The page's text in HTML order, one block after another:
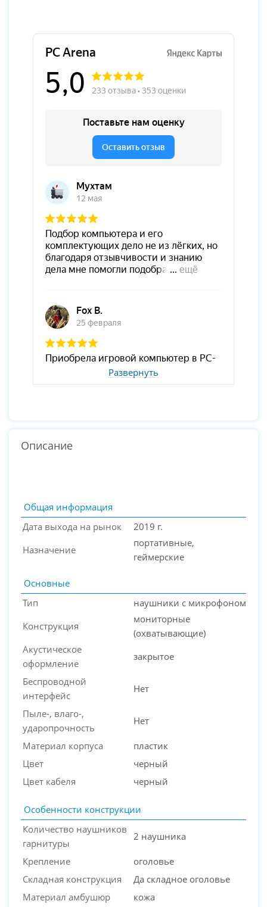
PC-Arena на карте Москвы — Яндекс Карты
Развернуть
Описание
Общая информация
Дата выхода на рынок
2019 г.
Назначение
портативные,
геймерские
Основные
Тип
наушники с микрофоном
Конструкция
мониторные
(охватывающие)
Акустическое
оформление
закрытое
Беспроводной
интерфейс
Нет
Пыле-, влаго-,
ударопрочность
Нет
Материал корпуса
пластик
Цвет
черный
Цвет кабеля
черный
Особенности конструкции
Количество наушников
гарнитуры
2 наушника
Крепление
оголовье
Складная конструкция
Да складное оголовье
Материал амбушюр
кожа